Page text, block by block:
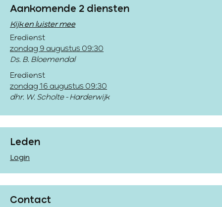
Aankomende 2 diensten
Kijk en luister mee
Eredienst
zondag 9 augustus 09:30
Ds. B. Bloemendal
Eredienst
zondag 16 augustus 09:30
dhr. W. Scholte - Harderwijk
Leden
Login
Contact